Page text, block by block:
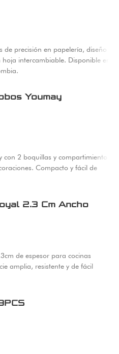
de precisión en papelería, diseño
intercambiable. Disponible en
Youmay
con 2 boquillas y compartimiento
Compacto y fácil de
2.3 Cm Ancho
de espesor para cocinas
amplia, resistente y de fácil